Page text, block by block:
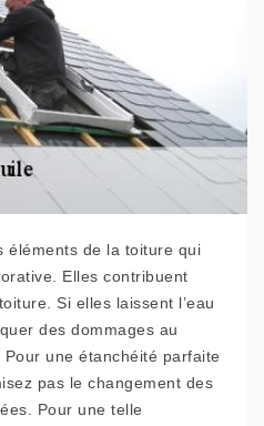
éléments de la toiture qui
Elles contribuent
Si elles laissent l’eau
des dommages au
une étanchéité parfaite
pas le changement des
Pour une telle